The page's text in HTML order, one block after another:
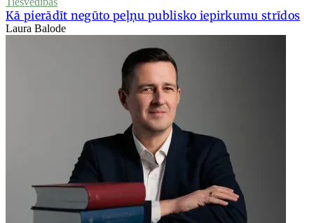
Kā pierādīt negūto peļņu publisko iepirkumu strīdos
Laura Balode